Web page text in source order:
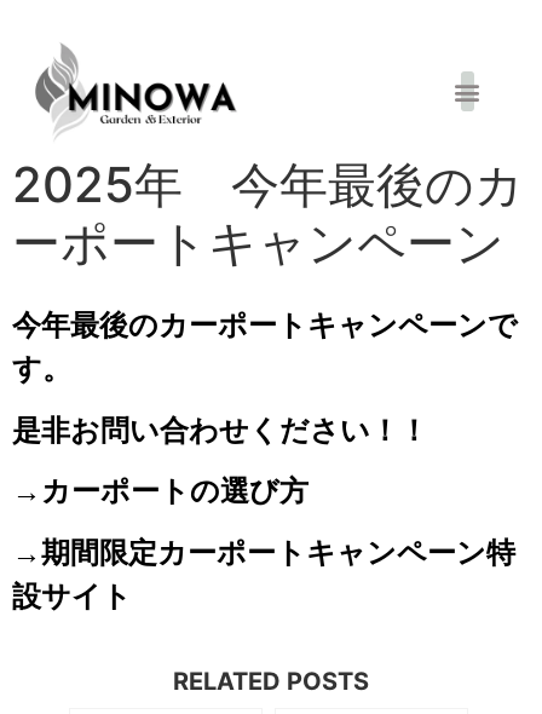
2025年 今年最後のカ
ーポートキャンペーン
今年最後のカーポートキャンペーンで
す。
是非お問い合わせください！！
→カーポートの選び方
→期間限定カーポートキャンペーン特
設サイト
RELATED POSTS